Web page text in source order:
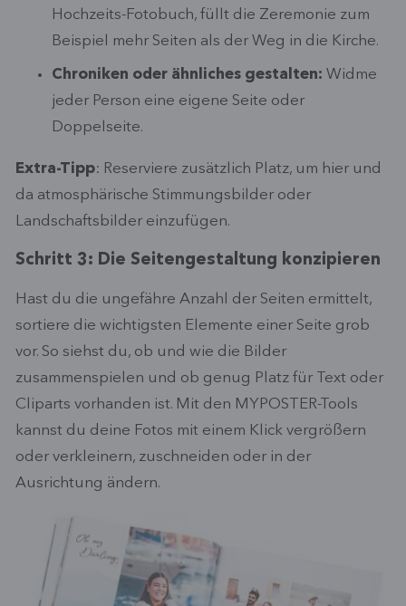
Hochzeits-Fotobuch, füllt die Zeremonie zum
Beispiel mehr Seiten als der Weg in die Kirche.
Chroniken oder ähnliches gestalten: Widme
jeder Person eine eigene Seite oder
Doppelseite.
Extra-Tipp: Reserviere zusätzlich Platz, um hier und
da atmosphärische Stimmungsbilder oder
Landschaftsbilder einzufügen.
Schritt 3: Die Seitengestaltung konzipieren
Hast du die ungefähre Anzahl der Seiten ermittelt,
sortiere die wichtigsten Elemente einer Seite grob
vor. So siehst du, ob und wie die Bilder
zusammenspielen und ob genug Platz für Text oder
Cliparts vorhanden ist. Mit den MYPOSTER-Tools
kannst du deine Fotos mit einem Klick vergrößern
oder verkleinern, zuschneiden oder in der
Ausrichtung ändern.